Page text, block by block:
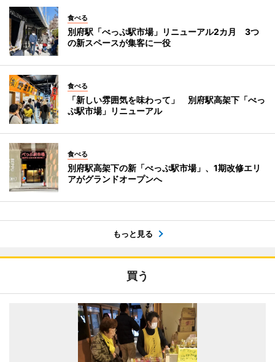
食べる
別府駅「べっぷ駅市場」リニューアル2カ月 3つ
の新スペースが集客に一役
食べる
「新しい雰囲気を味わって」 別府駅高架下「べっ
ぷ駅市場」リニューアル
食べる
別府駅高架下の新「べっぷ駅市場」、1期改修エリ
アがグランドオープンへ
もっと見る
買う